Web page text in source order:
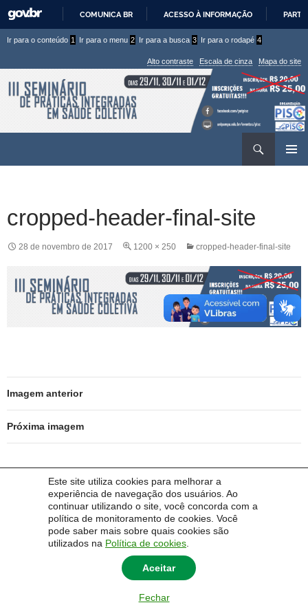
Este site utiliza cookies para melhorar a
experiência de navegação dos usuários. Ao
continuar utilizando o site, você concorda com a
política de monitoramento de cookies. Você
pode saber mais sobre quais cookies são
utilizados na Política de cookies
Aceitar
Fechar
PARA
CONTEÚDO
COMUNICA BR ACESSO À INFORMAÇÃO
conteúdo
menu
superior
Ir para o conteúdo 1 Ir para o menu 2 Ir para a busca 3 Ir para o rodapé 4
Alto contraste Escala de cinza Mapa do site
cropped-header-final-site
28 de novembro de 2017 1200 × 250 cropped-header-final-site
Imagem anterior
Próxima imagem
© 2026 Universidade Federal do Pampa - UNIPAMPA
Universidade Federal do Pampa/Campus Uruguaiana.